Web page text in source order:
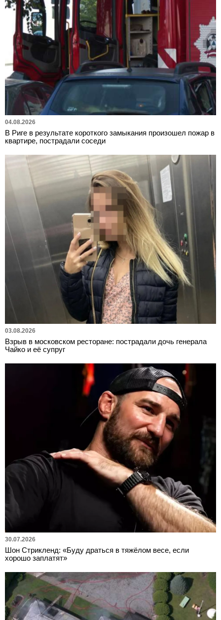
04.08.2026
В Риге в результате короткого замыкания произошел пожар в
квартире, пострадали соседи
03.08.2026
Взрыв в московском ресторане: пострадали дочь генерала
Чайко и её супруг
30.07.2026
Шон Стрикленд: «Буду драться в тяжёлом весе, если
хорошо заплатят»